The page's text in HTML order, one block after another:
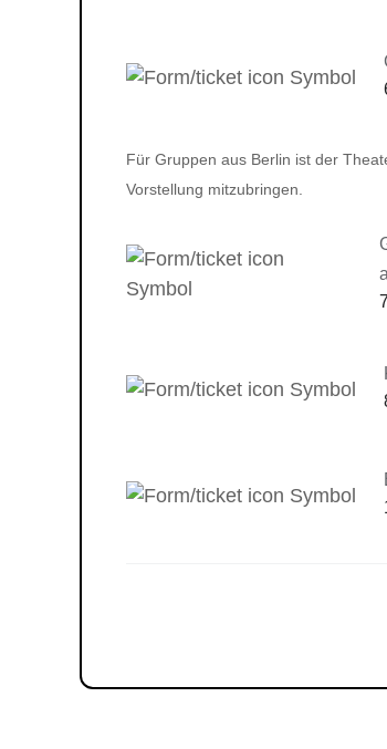
Für Gruppen aus Berlin ist der
Vorstellung mitzubringen.